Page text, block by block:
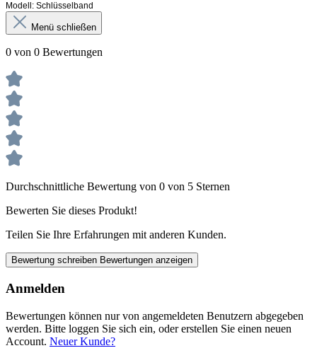
Modell: Schlüsselband
Menü schließen
0 von 0 Bewertungen
Durchschnittliche Bewertung von 0 von 5 Sternen
Bewerten Sie dieses Produkt!
Teilen Sie Ihre Erfahrungen mit anderen Kunden.
Bewertung schreiben Bewertungen anzeigen
Anmelden
Bewertungen können nur von angemeldeten Benutzern abgegeben
werden. Bitte loggen Sie sich ein, oder erstellen Sie einen neuen
Account. Neuer Kunde?